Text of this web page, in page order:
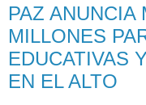
PAZ ANUNCIA
MILLONES
EDUCATIVAS
EN EL ALTO